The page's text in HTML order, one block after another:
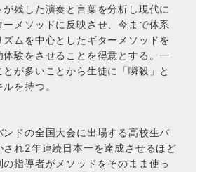
残した演奏と言葉を分析し現代に
メソッドに反映させ、今まで体系
ムを中心としたギターメソッドを
験をさせることを得意とする。一
が多いことから生徒に「瞬殺」と
を持つ。
ンドの全国大会に出場する高校生バ
され2年連続日本一を達成させるほど
指導者がメソッドをそのまま使っ